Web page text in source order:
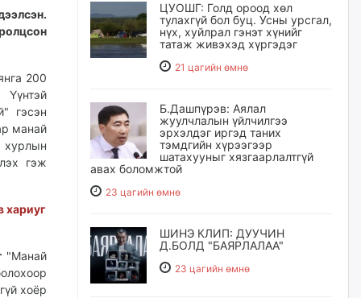
200
Үүнтэй
гэсэн
манай
гэж
хариуг
"Манай
хоёр
ЦУОШГ: Голд ороод хөл
тулахгүй бол буц. Усны урсгал,
нүх, хуйлрал гэнэт хүнийг
татаж живэхэд хүргэдэг
21 цагийн өмнө
Б.Дашпүрэв: Аялал
жуулчлалын үйлчилгээ
эрхэлдэг иргэд таних
тэмдгийн хүрээгээр
шатахууныг хязгаарлалтгүй
авах боломжтой
23 цагийн өмнө
ШИНЭ КЛИП: ДУУЧИН
Д.БОЛД "БАЯРЛАЛАА"
23 цагийн өмнө